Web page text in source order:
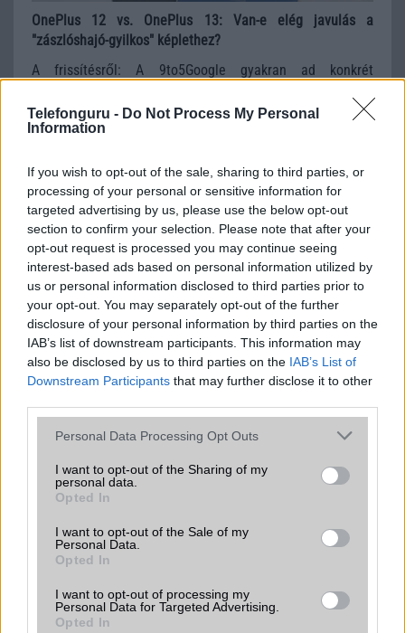
Telefonguru - Do Not Process My Personal
Information
If you wish to opt-out of the sale, sharing to third parties, or
processing of your personal or sensitive information for
targeted advertising by us, please use the below opt-out
section to confirm your selection. Please note that after your
opt-out request is processed you may continue seeing
interest-based ads based on personal information utilized by
us or personal information disclosed to third parties prior to
your opt-out. You may separately opt-out of the further
disclosure of your personal information by third parties on the
IAB’s list of downstream participants. This information may
also be disclosed by us to third parties on the IAB’s List of
Downstream Participants that may further disclose it to other
Please note that this website/app uses one or more Google
not limited to your visit or usage behaviour. You may click to
grant or deny consent to Google and its third-party tags to
use your data for below specified purposes in below Google
consent section.
Personal Data Processing Opt Outs
I want to opt-out of the Sharing of my
personal data.
Opted In
I want to opt-out of the Sale of my
Personal Data.
Opted In
I want to opt-out of processing my
Personal Data for Targeted Advertising.
Opted In
OnePlus 12 vs. OnePlus 13: Van-e elég javulás a
"zászlóshajó-gyilkos" képlethez?
A frissítésről: A 9to5Google gyakran ad konkrét
frissítsünk, többek között a következő okok miatt:
megnövekedett eszközköltség, elhanyagolható
frissít-e, mindig az Ön döntése, de célunk, hogy segítsünk
Önnek a lehető legmegalapozottabb döntést meghozni.
Ahogy azt már a legelején megállapítottuk, senkinek,
akinek OnePlus 12 készüléke van, nem érdemes azt a
OnePlus 13 javára eldobni. Ha azonban egy másik régebbi
telefont használsz, és hihetetlen csomagot szeretnél
kedvezményes áron, akkor úgy gondolom, hogy a OnePlus
12-nek versenyben kell lennie a legjobb "bang for your
buck" Android telefonért. Még mindig az egyik legjobb
telefon, amit megvásárolhatsz annak ellenére, hogy egy
újabb iterációval kell megküzdenie. Még a OnePlus 13-at
kamera zoomminőségében.
A OnePlus 13 egy nagyszerű készülék, és az egyik legjobb
új androidos bevezetés. Pont. A csúcskategóriás hardvere
miatt nem lehet meggondolni, hogy bárki számára, aki a
legújabb és legjobb Android telefont szeretné, de több
OEM-nek is ki kell adnia a saját 2025-ös zászlóshajó
telefonját, mielőtt felmérhetnénk, hogy hol helyezkedik el.
Alapvetően még túl korai lenne megmondani, hogy hol áll
a "2025 legjobbja" totemben. Ennek ellenére az év
remekül indul, és ha OnePlus telefont szeretnél, akkor
nagyon jól el van látva, függetlenül attól, hogy melyiket